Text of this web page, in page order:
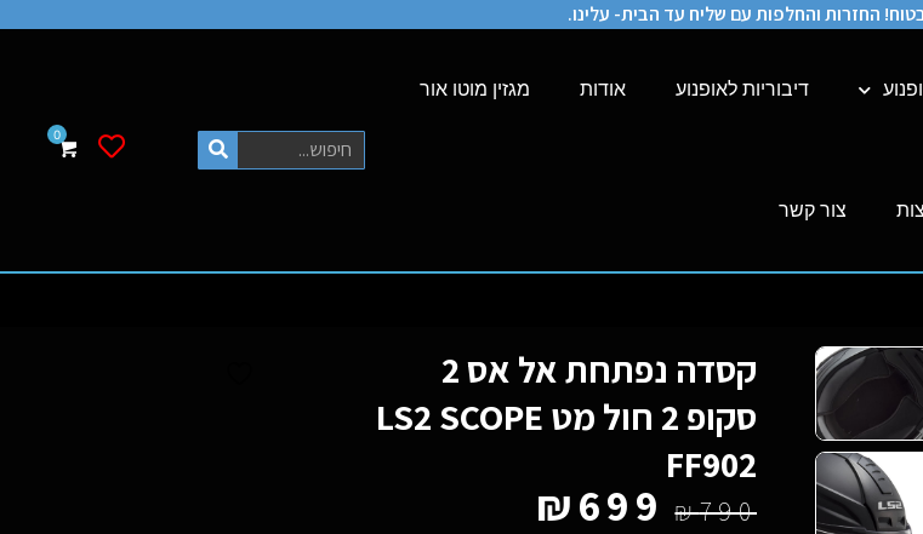
החזרות והחלפות עם שליח עד הבית- עלינו.
דיבוריות לאופנוע אודות מגזין מוטו אור
צור קשר
רשימת
קסדה נפתחת אל אס 2
סקופ 2 חול מט LS2 SCOPE
FF902
₪790
₪699